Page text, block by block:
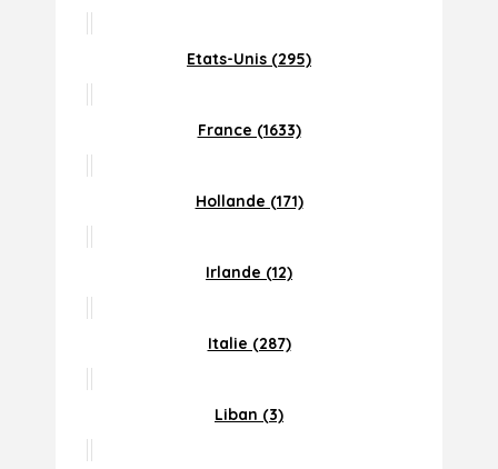
Etats-Unis (295)
France (1633)
Hollande (171)
Irlande (12)
Italie (287)
Liban (3)